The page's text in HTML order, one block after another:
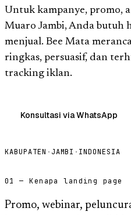
Untuk kampanye, promo,
Muaro Jambi, Anda butuh
menjual. Bee Mata
ringkas, persuasif, dan
tracking iklan.
Konsultasi via WhatsApp
KABUPATEN · JAMBI · INDONESIA
01 — Kenapa landing page
Promo, webinar,